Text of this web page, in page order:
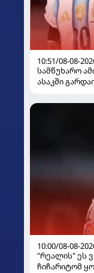
10:51/08-08-
სამწუხარო
ასაკში
10:00/08-08-
"რეალის" ეს
ჩიჩარიტომ